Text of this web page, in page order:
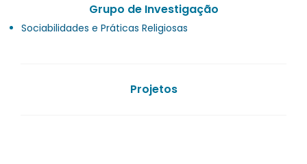
Grupo de Investigação
Sociabilidades e Práticas Religiosas
Projetos